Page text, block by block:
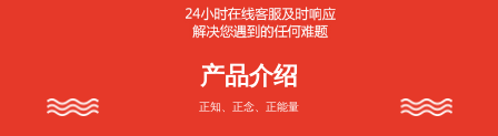
产品介绍
正知、正念、正能量